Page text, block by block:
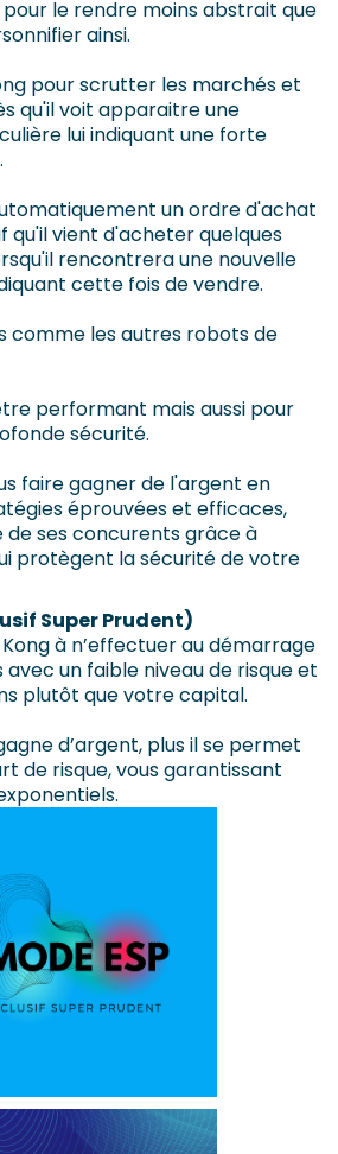
le rendre moins abstrait que
ainsi.
pour scrutter les marchés et
qu'il voit apparaitre une
lui indiquant une forte
un ordre d'achat
qu'il vient d'acheter quelques
rencontrera une nouvelle
cette fois de vendre.
comme les autres robots de
performant mais aussi pour
sécurité.
faire gagner de l'argent en
éprouvées et efficaces,
de ses concurents grâce à
protègent la sécurité de votre
Super Prudent)
Kong à n’effectuer au démarrage
un faible niveau de risque et
plutôt que votre capital.
d’argent, plus il se permet
de risque, vous garantissant